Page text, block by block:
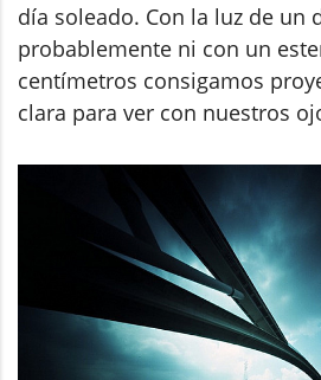
día soleado. Con la luz de un
probablemente ni con un
centímetros consigamos
clara para ver con nuestros